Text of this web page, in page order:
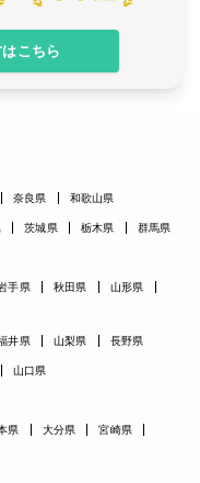
こちら
奈良県 和歌山県
茨城県 栃木県 群馬県
手県 秋田県
山形県
井県 山梨県 長野県
山口県
県 大分県
宮崎県